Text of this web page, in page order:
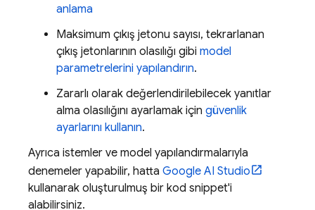
anlama
Maksimum çıkış jetonu sayısı, tekrarlanan
çıkış jetonlarının olasılığı gibi model
parametrelerini yapılandırın.
Zararlı olarak değerlendirilebilecek yanıtlar
alma olasılığını ayarlamak için güvenlik
ayarlarını kullanın.
Ayrıca istemler ve model yapılandırmalarıyla
denemeler yapabilir, hatta Google AI Studio
kullanarak oluşturulmuş bir kod snippet'i
alabilirsiniz.